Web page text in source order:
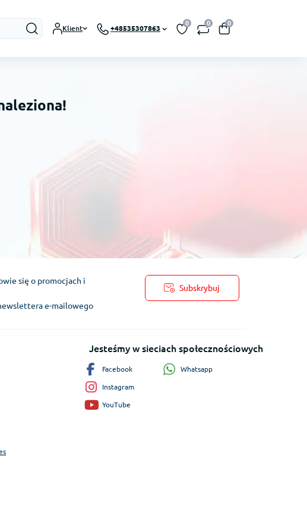
Klient +48535307863
0 0 0
się o promocjach i
e-mailowego
Subskrybuj
Konta
Jesteśmy w sieciach społecznościowych
Facebook
Instagram
YouTube
Whatsapp